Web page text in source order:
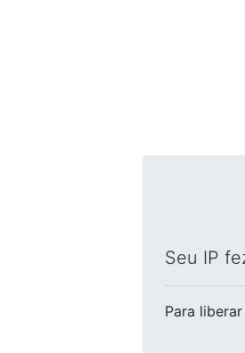
Seu IP
Para